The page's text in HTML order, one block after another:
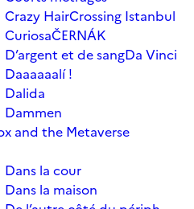
HairCrossing Istanbul
ČERNÁK
et de sangDa Vinci
!
Dalida
Dammen
and the Metaverse
la cour
la maison